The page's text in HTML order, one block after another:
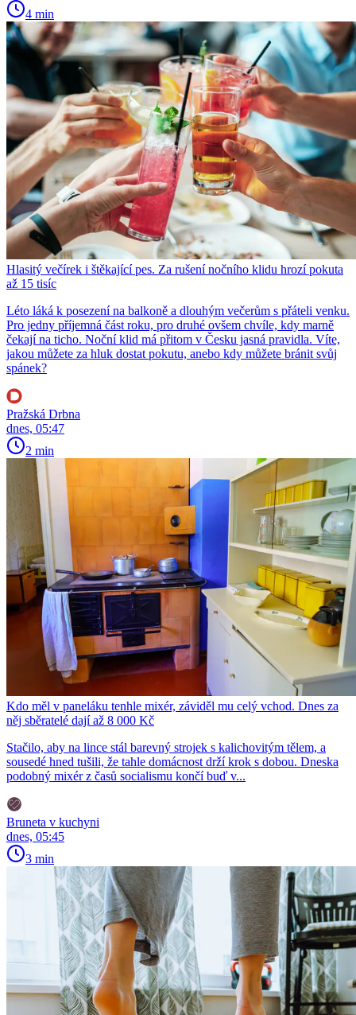
4 min
Hlasitý večírek i štěkající pes. Za rušení nočního klidu hrozí pokuta
až 15 tisíc
Léto láká k posezení na balkoně a dlouhým večerům s přáteli venku.
Pro jedny příjemná část roku, pro druhé ovšem chvíle, kdy marně
čekají na ticho. Noční klid má přitom v Česku jasná pravidla. Víte,
jakou můžete za hluk dostat pokutu, anebo kdy můžete bránit svůj
spánek?
Pražská Drbna
dnes, 05:47
2 min
Kdo měl v paneláku tenhle mixér, záviděl mu celý vchod. Dnes za
něj sběratelé dají až 8 000 Kč
Stačilo, aby na lince stál barevný strojek s kalichovitým tělem, a
sousedé hned tušili, že tahle domácnost drží krok s dobou. Dneska
podobný mixér z časů socialismu končí buď v...
Bruneta v kuchyni
dnes, 05:45
3 min